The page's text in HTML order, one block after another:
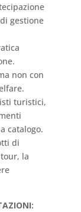
gestione
non con
turistici,
catalogo.
di
la